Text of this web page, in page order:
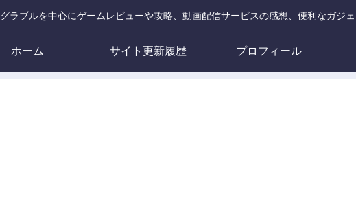
グラブルを中心にゲームレビューや攻略、動画配信サービスの感想、便利なガジ
ホーム サイト更新履歴 プロフィール